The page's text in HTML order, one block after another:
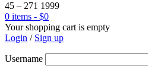
45 – 271 1999
0 items - $0
Your shopping cart is empty
Login / Sign up
Username